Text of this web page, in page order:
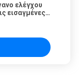
ελέγχου
εισαγμένες